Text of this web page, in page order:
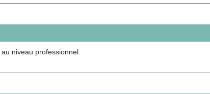
niveau professionnel.